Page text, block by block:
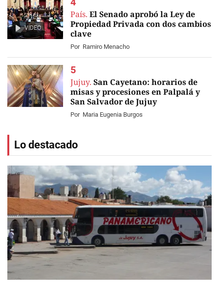
VIDEO
País. El Senado aprobó la Ley de
Propiedad Privada con dos cambios
clave
Por Ramiro Menacho
Jujuy. San Cayetano: horarios de
misas y procesiones en Palpalá y
San Salvador de Jujuy
Por Maria Eugenia Burgos
Lo destacado